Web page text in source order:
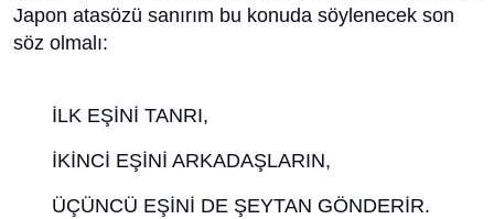
Japon atasözü sanırım bu konuda söylenecek son
söz olmalı:
İLK EŞİNİ TANRI,
İKİNCİ EŞİNİ ARKADAŞLARIN,
ÜÇÜNCÜ EŞİNİ DE ŞEYTAN GÖNDERİR.